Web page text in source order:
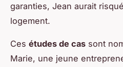
garanties, Jean aurait
logement.
Ces études de cas sont
Marie, une jeune